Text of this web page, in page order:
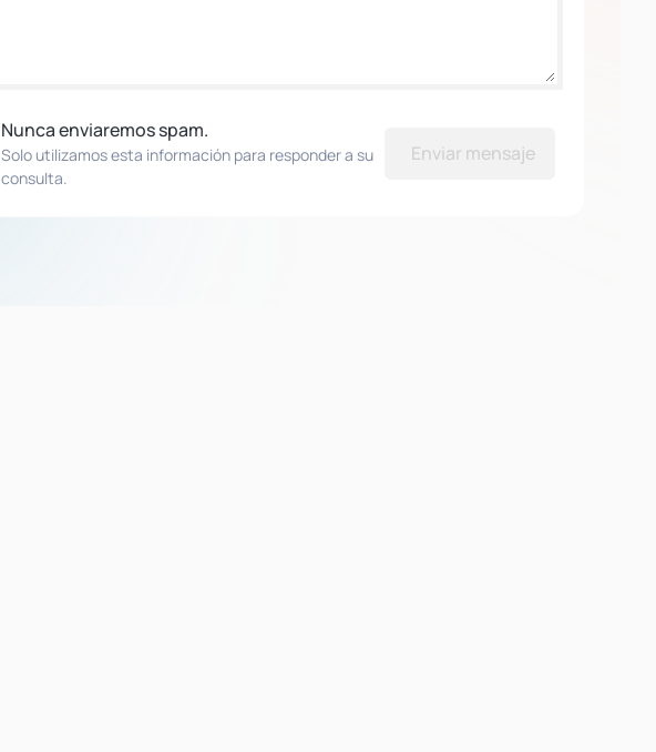
Nunca enviaremos spam.
Solo utilizamos esta información para responder a su
consulta.
Enviar mensaje